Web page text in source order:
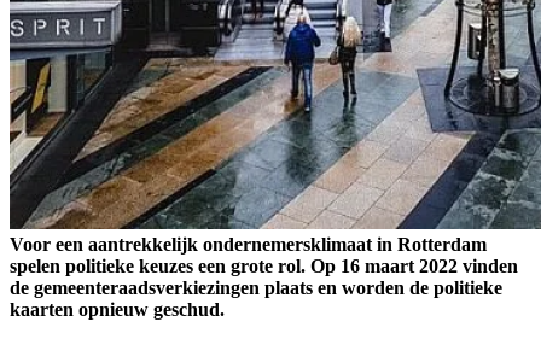
Voor een aantrekkelijk ondernemersklimaat in Rotterdam
spelen politieke keuzes een grote rol. Op 16 maart 2022 vinden
de gemeenteraadsverkiezingen plaats en worden de politieke
kaarten opnieuw geschud.